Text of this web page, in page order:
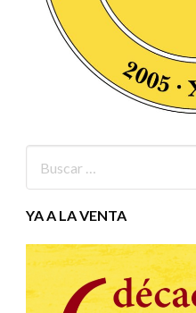
YA A LA VENTA